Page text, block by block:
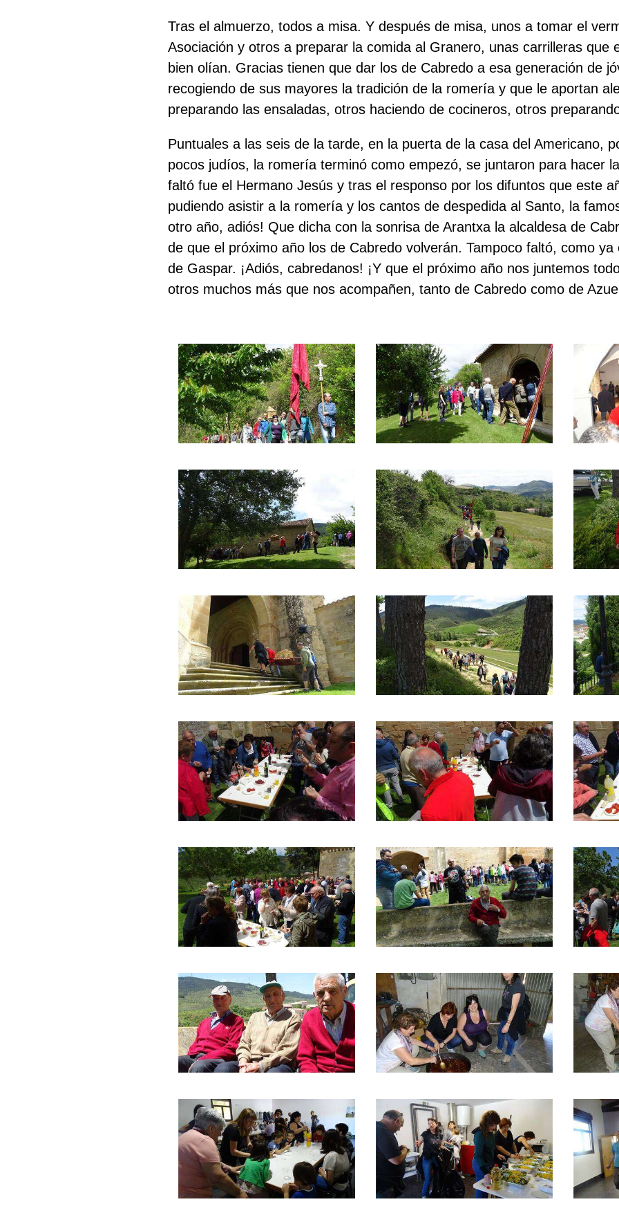
Tras el almuerzo, todos a misa. Y después de misa, unos a tomar el
Asociación y otros a preparar la comida al Granero, unas carrilleras que
bien olían. Gracias tienen que dar los de Cabredo a esa generación de
recogiendo de sus mayores la tradición de la romería y que le aportan
preparando las ensaladas, otros haciendo de cocineros, otros
Puntuales a las seis de la tarde, en la puerta de la casa del Americano,
pocos judíos, la romería terminó como empezó, se juntaron para hacer
faltó fue el Hermano Jesús y tras el responso por los difuntos que este
pudiendo asistir a la romería y los cantos de despedida al Santo, la
otro año, adiós! Que dicha con la sonrisa de Arantxa la alcaldesa de
de que el próximo año los de Cabredo volverán. Tampoco faltó, como ya
de Gaspar. ¡Adiós, cabredanos! ¡Y que el próximo año nos juntemos
otros muchos más que nos acompañen, tanto de Cabredo como de